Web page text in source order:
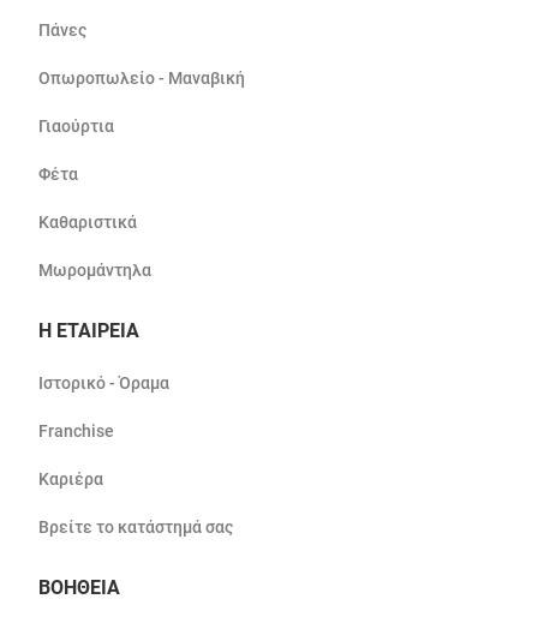
Πάνες
Οπωροπωλείο - Μαναβική
Γιαούρτια
Φέτα
Καθαριστικά
Μωρομάντηλα
Η ΕΤΑΙΡΕΙΑ
Ιστορικό - Όραμα
Franchise
Καριέρα
Βρείτε το κατάστημά σας
ΒΟΗΘΕΙΑ